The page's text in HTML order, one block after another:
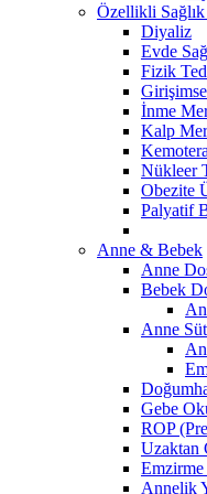
Özellikli
Diyaliz
Evde
Fizik
İnme
Kalp
Nükleer
Obezite
Palyatif
Anne & Bebek
Anne
Bebek
Anne
Gebe
ROP
Uzaktan
Emzirme
Annelik